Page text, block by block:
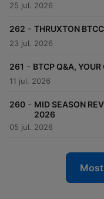
25 jul. 2026
262 - THRUXTON
23 jul. 2026
261 - BTCP Q&A,
11 jul. 2026
260 - MID SEASON
2026
05 jul. 2026